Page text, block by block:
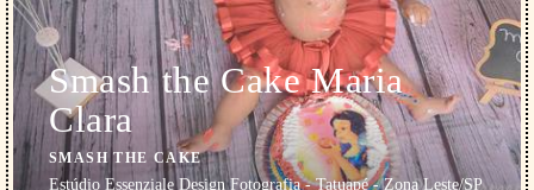
Smash the Cake Maria
Clara
SMASH THE CAKE
Estúdio Essenziale Design Fotografia - Tatuapé - Zona Leste/SP